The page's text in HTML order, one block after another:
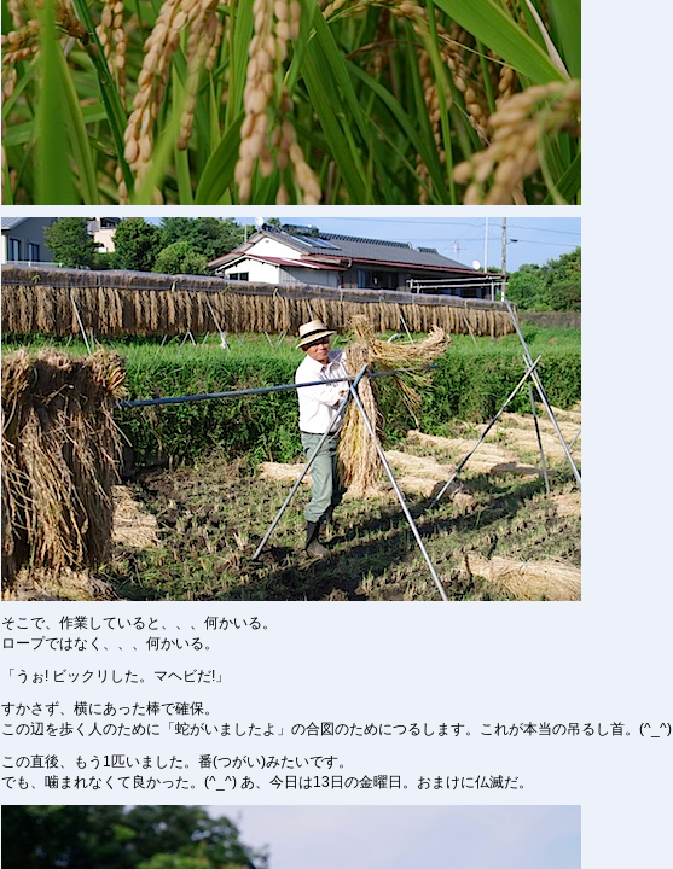
そこで、作業していると、、、何かいる。
ロープではなく、、、何かいる。
「うぉ! ビックリした。マヘビだ!」
すかさず、横にあった棒で確保。
この辺を歩く人のために「蛇がいましたよ」の合図のためにつるします。これが本当の吊るし首。(^_^)
この直後、もう1匹いました。番(つがい)みたいです。
でも、噛まれなくて良かった。(^_^) あ、今日は13日の金曜日。おまけに仏滅だ。